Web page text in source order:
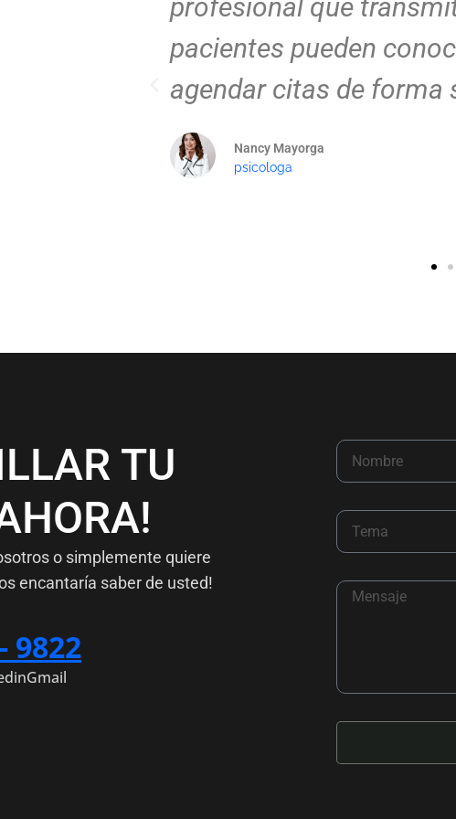
Ahora mis
y
profesional,
equipo captó
marca y la
TU
o simplemente quiere
encantaría saber de usted!
9822
Gmail